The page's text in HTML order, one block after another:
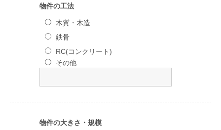
物件の工法
木質・木造
鉄骨
RC(コンクリート)
その他
物件の大きさ・規模